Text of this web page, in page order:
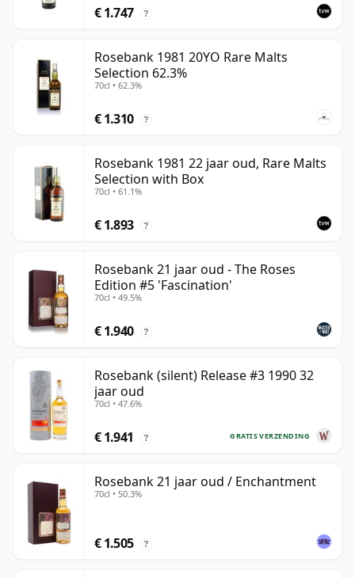
€ 1.747 ?
Rosebank 1981 20YO Rare Malts
Selection 62.3%
70cl • 62.3%
€ 1.310 ?
Rosebank 1981 22 jaar oud, Rare Malts
Selection with Box
70cl • 61.1%
€ 1.893 ?
Rosebank 21 jaar oud - The Roses
Edition #5 'Fascination'
70cl • 49.5%
€ 1.940 ?
Rosebank (silent) Release #3 1990 32
jaar oud
70cl • 47.6%
GRATIS VERZENDING
€ 1.941 ?
Rosebank 21 jaar oud / Enchantment
70cl • 50.3%
€ 1.505 ?